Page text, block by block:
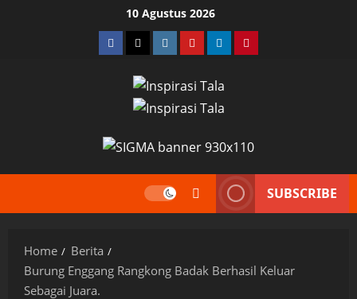
10 Agustus 2026
Facebook
TwitterInstagram
YouTubeLinkedInPinterest
SUBSCRIBE
Home
Berita
Burung Enggang Rangkong Badak Berhasil Keluar
Sebagai Juara.